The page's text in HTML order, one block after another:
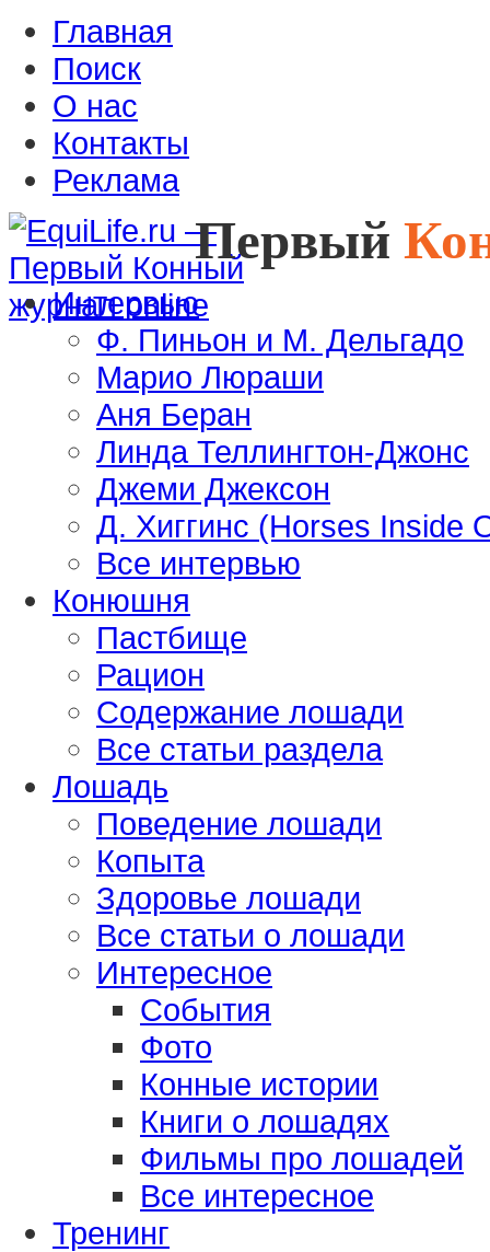
Главная
Поиск
О нас
Контакты
Реклама
Первый
Интервью
Ф. Пиньон и М. Дельгадо
Марио Люраши
Аня Беран
Линда Теллингтон-Джонс
Джеми Джексон
Д. Хиггинс (Horses Inside
Все интервью
Конюшня
Пастбище
Рацион
Содержание лошади
Все статьи раздела
Лошадь
Поведение лошади
Копыта
Здоровье лошади
Все статьи о лошади
Интересное
События
Фото
Конные истории
Книги о лошадях
Фильмы про лошадей
Все интересное
Тренинг